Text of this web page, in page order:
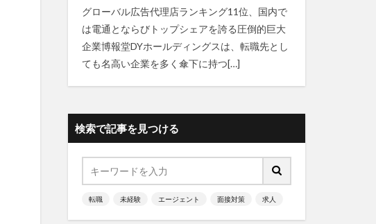
グローバル広告代理店ランキング11位、国内で
は電通とならびトップシェアを誇る圧倒的巨大
企業博報堂DYホールディングスは、転職先とし
ても名高い企業を多く傘下に持つ[…]
検索で記事を見つける
転職 未経験 エージェント 面接対策 求人